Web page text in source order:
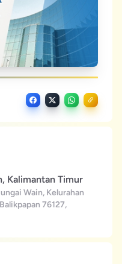
Kalimantan Timur
Wain, Kelurahan
76127,